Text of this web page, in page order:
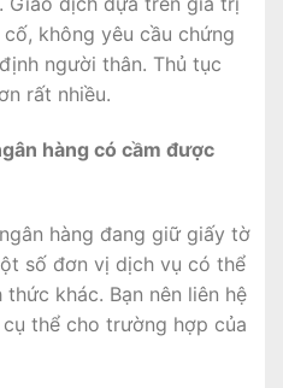
không yêu cầu chứng
người thân. Thủ tục
rất nhiều.
hàng có cầm được
hàng đang giữ giấy tờ
số đơn vị dịch vụ có thể
khác. Bạn nên liên hệ
thể cho trường hợp của